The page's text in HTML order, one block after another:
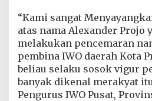
m
u
l
i
h
“Kami sangat
atas nama Alexander Projo
melakukan pencemaran
pembina IWO daerah Kota
beliau selaku sosok vigur
banyak dikenal merakyat
Pengurus IWO Pusat,